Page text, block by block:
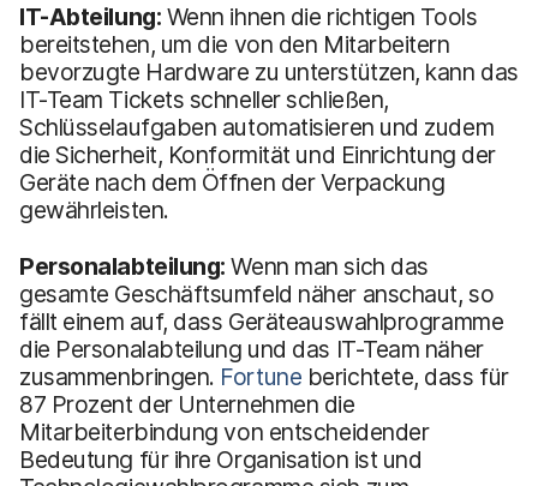
IT-Abteilung: Wenn ihnen die richtigen Tools
bereitstehen, um die von den Mitarbeitern
bevorzugte Hardware zu unterstützen, kann das
IT-Team Tickets schneller schließen,
Schlüsselaufgaben automatisieren und zudem
die Sicherheit, Konformität und Einrichtung der
Geräte nach dem Öffnen der Verpackung
gewährleisten.
Personalabteilung:Wenn man sich das
gesamte Geschäftsumfeld näher anschaut, so
fällt einem auf, dass Geräteauswahlprogramme
die Personalabteilung und das IT-Team näher
zusammenbringen. Fortune berichtete, dass für
87 Prozent der Unternehmen die
Mitarbeiterbindung von entscheidender
Bedeutung für ihre Organisation ist und